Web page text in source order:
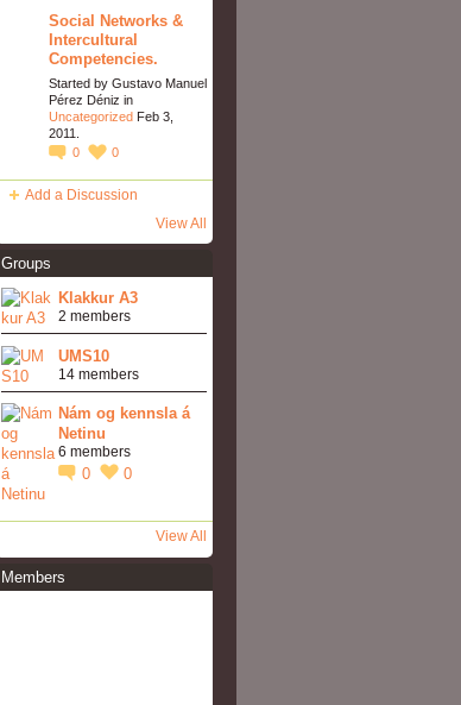
Social Networks &
Intercultural
Competencies.
Started by Gustavo Manuel
Pérez Déniz in
UncategorizedFeb 3,
2011.
0
0
Add a Discussion
View All
Groups
Klakkur A3
2 members
UMS10
14 members
Nám og kennsla á
Netinu
6 members
0 0
View All
Members